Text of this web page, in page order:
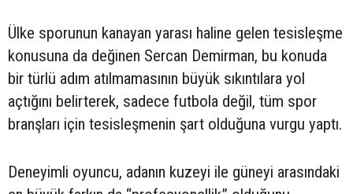
Ülke sporunun kanayan yarası haline gelen tesisleşme
konusuna da değinen Sercan Demirman, bu konuda
bir türlü adım atılmamasının büyük sıkıntılara yol
açtığını belirterek, sadece futbola değil, tüm spor
branşları için tesisleşmenin şart olduğuna vurgu yaptı.
Deneyimli oyuncu, adanın kuzeyi ile güneyi arasındaki